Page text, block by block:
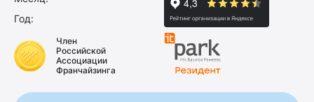
Год:
Член
Российской
Ассоциации
Франчайзинга